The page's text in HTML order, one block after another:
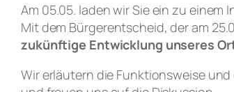
Am 05.05. laden wir Sie ein zu
Mit dem Bürgerentscheid, der am
zukünftige Entwicklung unseres
Wir erläutern die Funktionsweise